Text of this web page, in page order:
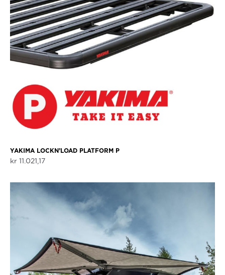
YAKIMA LOCKN’LOAD PLATFORM P
kr11.021,17